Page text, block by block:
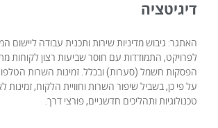
דיגיטציה
האתגר: גיבוש מדיניות שירות ותכנית עבודה ליישום
לפרויקט, התמודדות עם חוסר שביעות רצון לקוחות
הפסקות חשמל (סערות) ובכלל. זמינות השרות הטלפוני
על פי כן, בשביל שיפור השרות וחוויית הלקוח, זמינות
טכנולוגיות ותהליכים חדשניים, פורצי דרך.